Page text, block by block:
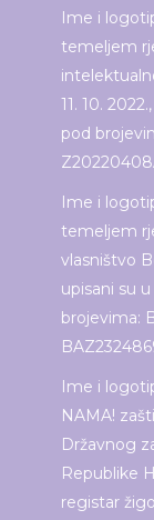
Ime i
temeljem
11. 10.
pod
Ime i
temeljem
vlasništvo
upisani su
brojevima:
Ime i
NAMA!
Državnog
Republike
registar